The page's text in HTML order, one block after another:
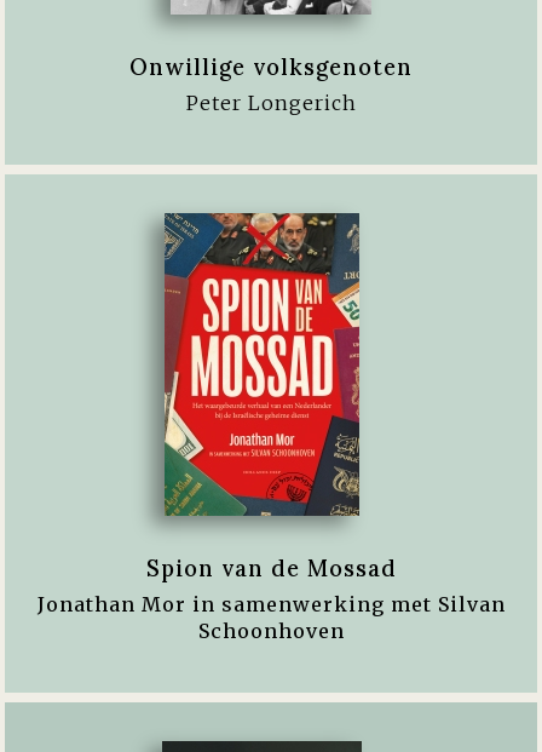
Onwillige volksgenoten
Peter Longerich
Spion van de Mossad
Jonathan Mor in samenwerking met Silvan
Schoonhoven